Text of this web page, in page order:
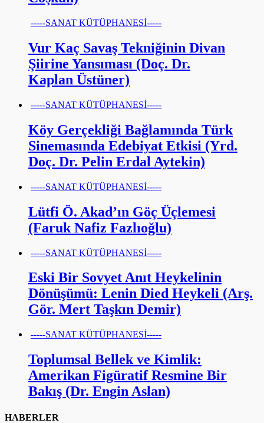
-----SANAT KÜTÜPHANESİ-----
Vur Kaç Savaş Tekniğinin Divan
Şiirine Yansıması (Doç. Dr.
Kaplan Üstüner)
-----SANAT KÜTÜPHANESİ-----
Köy Gerçekliği Bağlamında Türk
Sinemasında Edebiyat Etkisi (Yrd.
Doç. Dr. Pelin Erdal Aytekin)
-----SANAT KÜTÜPHANESİ-----
Lütfi Ö. Akad’ın Göç Üçlemesi
(Faruk Nafiz Fazlıoğlu)
-----SANAT KÜTÜPHANESİ-----
Eski Bir Sovyet Anıt Heykelinin
Dönüşümü: Lenin Died Heykeli (Arş.
Gör. Mert Taşkın Demir)
-----SANAT KÜTÜPHANESİ-----
Toplumsal Bellek ve Kimlik:
Amerikan Figüratif Resmine Bir
Bakış (Dr. Engin Aslan)
HABERLER